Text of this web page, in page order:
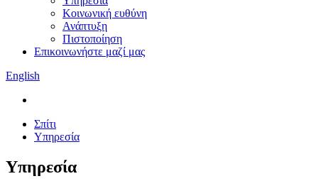
Κοινωνική ευθύνη
Ανάπτυξη
Πιστοποίηση
Επικοινωνήστε μαζί μας
English
Σπίτι
Υπηρεσία
Υπηρεσία